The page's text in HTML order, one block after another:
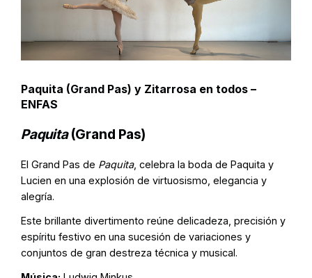
Paquita (Grand Pas) y Zitarrosa en todos –
ENFAS
Paquita(Grand Pas)
El Grand Pas de Paquita, celebra la boda de Paquita y
Lucien en una explosión de virtuosismo, elegancia y
alegría.
Este brillante divertimento reúne delicadeza, precisión y
espíritu festivo en una sucesión de variaciones y
conjuntos de gran destreza técnica y musical.